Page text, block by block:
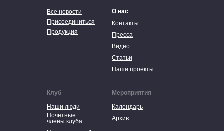
Статьи
Контакты
Наши проекты
Пресса
Видео
Продукция
Наши люди
Клуб
Календарь
Мероприятия
О нас
Присоединиться
Все новости
Архив
Почетные
члены клуба